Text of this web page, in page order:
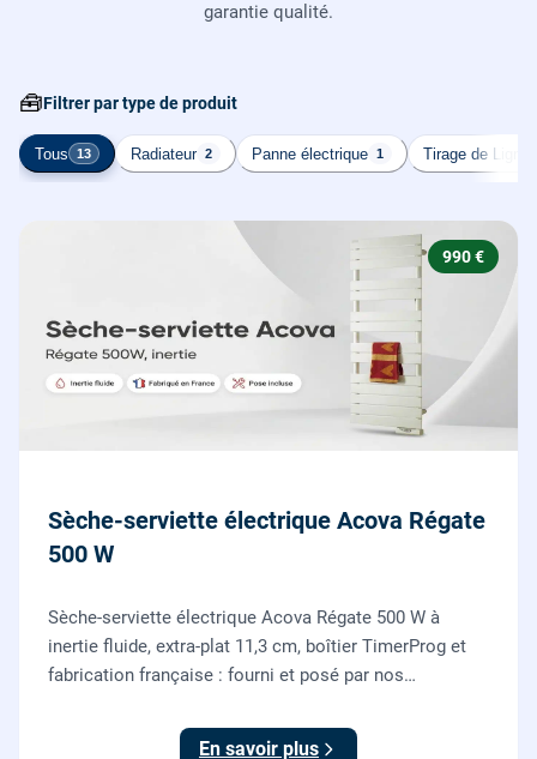
garantie qualité.
🧰Filtrer par type de produit
Tous 13 Radiateur 2 Panne électrique 1 Tirage de Ligne
990 €
Sèche-serviette électrique Acova Régate
500 W
Sèche-serviette électrique Acova Régate 500 W à
inertie fluide, extra-plat 11,3 cm, boîtier TimerProg et
fabrication française : fourni et posé par nos
En savoir plus